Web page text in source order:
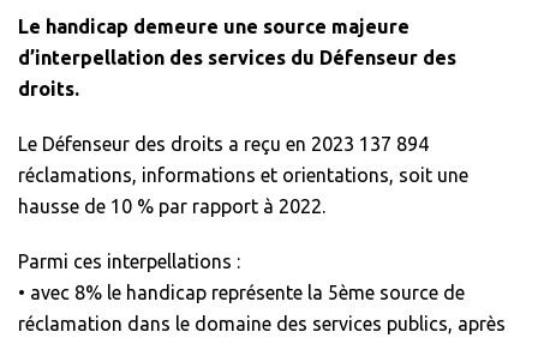
Le handicap demeure une source majeure
d’interpellation des services du Défenseur des
droits.
Le Défenseur des droits a reçu en 2023 137 894
réclamations, informations et orientations, soit une
hausse de 10 % par rapport à 2022.
Parmi ces interpellations :
• avec 8% le handicap représente la 5ème source de
réclamation dans le domaine des services publics, après